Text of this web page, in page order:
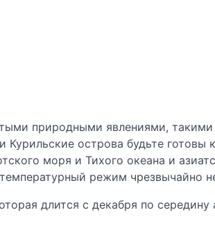
природными явлениями,
острова будьте
моря и Тихого океана и
режим чрезвычайно
длится с декабря по